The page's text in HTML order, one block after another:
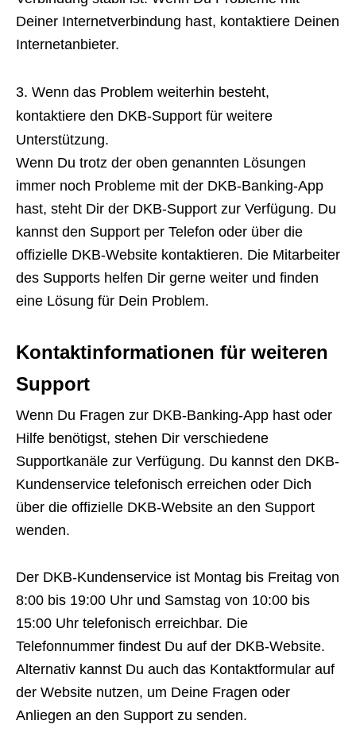
Deiner Internetverbindung hast, kontaktiere Deinen
Internetanbieter.
Wenn das Problem weiterhin besteht,
kontaktiere den DKB-Support für weitere
Unterstützung.
Wenn Du trotz der oben genannten Lösungen
immer noch Probleme mit der DKB-Banking-App
hast, steht Dir der DKB-Support zur Verfügung. Du
kannst den Support per Telefon oder über die
offizielle DKB-Website kontaktieren. Die Mitarbeiter
des Supports helfen Dir gerne weiter und finden
eine Lösung für Dein Problem.
Kontaktinformationen für weiteren
Support
Wenn Du Fragen zur DKB-Banking-App hast oder
Hilfe benötigst, stehen Dir verschiedene
Supportkanäle zur Verfügung. Du kannst den DKB-
Kundenservice telefonisch erreichen oder Dich
über die offizielle DKB-Website an den Support
wenden.
Der DKB-Kundenservice ist Montag bis Freitag von
8:00 bis 19:00 Uhr und Samstag von 10:00 bis
15:00 Uhr telefonisch erreichbar. Die
Telefonnummer findest Du auf der DKB-Website.
Alternativ kannst Du auch das Kontaktformular auf
der Website nutzen, um Deine Fragen oder
Anliegen an den Support zu senden.